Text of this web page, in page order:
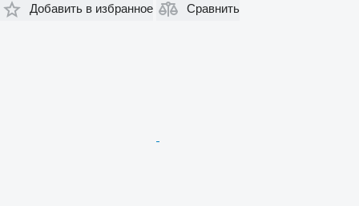
Добавить в избранное
Сравнить